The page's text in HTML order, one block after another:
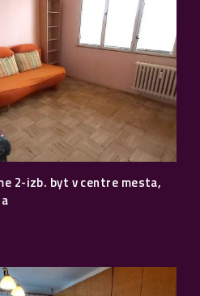
2-izb. byt v centre mesta,